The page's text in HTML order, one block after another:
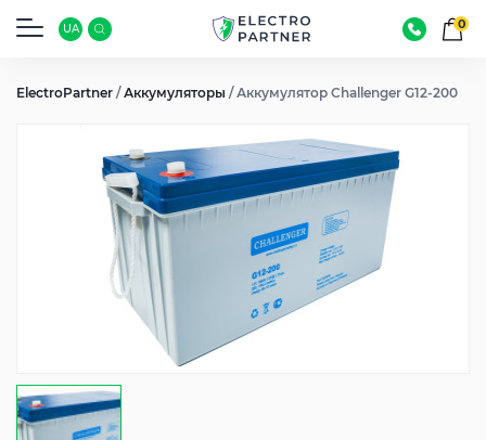
UA 0
ElectroPartner /Аккумуляторы /Аккумулятор Challenger G12-200